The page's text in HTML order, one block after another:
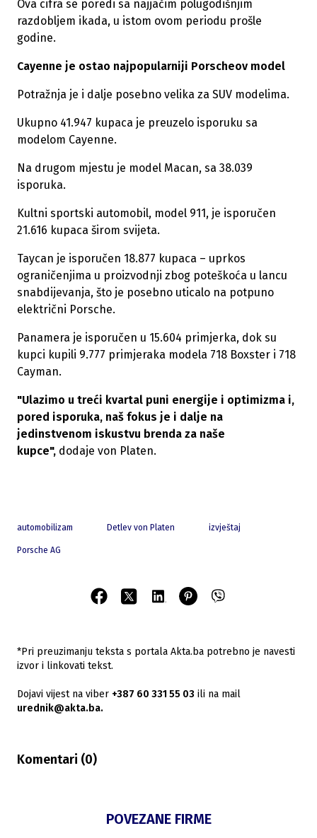
Ova cifra se poredi sa najjačim polugodišnjim
razdobljem ikada, u istom ovom periodu prošle
godine.
Cayenne je ostao najpopularniji Porscheov model
Potražnja je i dalje posebno velika za SUV modelima.
Ukupno 41.947 kupaca je preuzelo isporuku sa
modelom Cayenne.
Na drugom mjestu je model Macan, sa 38.039
isporuka.
Kultni sportski automobil, model 911, je isporučen
21.616 kupaca širom svijeta.
Taycan je isporučen 18.877 kupaca – uprkos
ograničenjima u proizvodnji zbog poteškoća u lancu
snabdijevanja, što je posebno uticalo na potpuno
električni Porsche.
Panamera je isporučen u 15.604 primjerka, dok su
kupci kupili 9.777 primjeraka modela 718 Boxster i 718
Cayman.
"Ulazimo u treći kvartal puni energije i optimizma i,
pored isporuka, naš fokus je i dalje na
jedinstvenom iskustvu brenda za naše
kupce", dodaje von Platen.
automobilizam Detlev von Platen izvještaj
Porsche AG
*Pri preuzimanju teksta s portala Akta.ba potrebno je navesti
izvor i linkovati tekst.
Dojavi vijest na viber +387 60 331 55 03 ili na mail
urednik@akta.ba.
Komentari (0)
POVEZANE FIRME